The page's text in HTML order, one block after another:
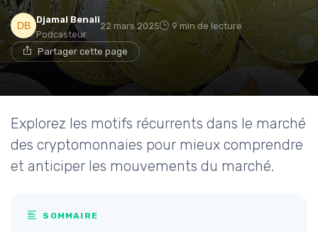
Djamal Benali
Podcasteur
22 mars 2025 9 min de lecture
Partager cette page
Explorez les motifs récurrents dans le marché
des cryptomonnaies pour mieux comprendre
et anticiper les mouvements du marché.
SOMMAIRE